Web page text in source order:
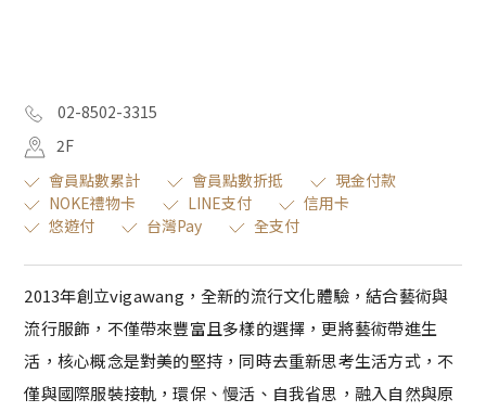
02-8502-3315
2F
會員點數累計
會員點數折抵
現金付款
NOKE禮物卡
LINE支付
信用卡
悠遊付
台灣Pay 全支付
2013年創立vigawang，全新的流行文化體驗，結合藝術與
流行服飾，不僅帶來豐富且多樣的選擇，更將藝術帶進生
活，核心概念是對美的堅持，同時去重新思考生活方式，不
僅與國際服裝接軌，環保、慢活、自我省思，融入自然與原